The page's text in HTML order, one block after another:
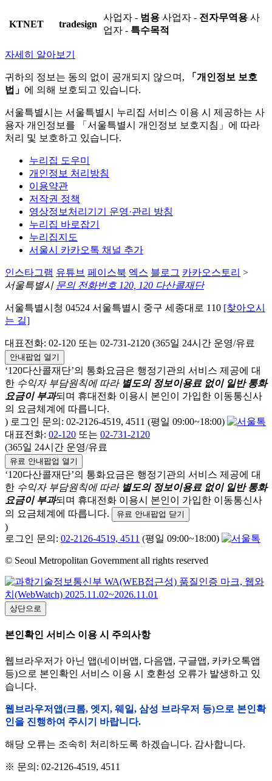
KTNET tradesign
사업자 - 범용 사업자 - 전자무역용 사
업자 - 특수목적
자세히 알아보기
귀하의 정보는 동의 없이 공개되지 않으며,
「개인정보 보호
법」 에 의해 보호되고 있습니다.
서울특별시는 서울특별시 누리집 서비스 이용 시 제공하는 사
용자 개인정보를 「서울특별시 개인정보 보호지침」에 따라
처리 및 보호하고 있습니다.
누리집 도우미
개인정보 처리방침
이용약관
저작권 정책
영상정보처리기기 운영·관리 방침
누리집 바로잡기
누리집지도
서울시 카카오톡 채널 추가
인스타그램 유튜브 페이스북 엑스 블로그 카카오스토리 >
서울특별시 문의 전화번호 120, 120 다산콜재단
서울특별시청 04524 서울특별시 중구 세종대로 110 [찾아오시
는 길]
대표전화: 02-120 또는 02-731-2120 (365일 24시간 운영/유료
안내팝업 열기
‘120다산콜재단’의 통화요금은 행정기관의 서비스 제공에 대
한 수익자 부담원칙에 따라 별도의 정보이용료 없이 일반 통화
요금이 부과되며 휴대전화 이용시 본인이 가입한 이동통신사
의 요금체계에 따릅니다.
) 로그인 문의: 02-2126-4519, 4511 (평일 09:00~18:00)
대표전화: 02-120 또는 02-731-2120
(365일 24시간 운영/유료
유료 안내팝업 열기
‘120다산콜재단’의 통화요금은 행정기관의 서비스 제공에 대
한 수익자 부담원칙에 따라 별도의 정보이용료 없이 일반 통화
요금이 부과되며 휴대전화 이용시 본인이 가입한 이동통신사
의 요금체계에 따릅니다.
유료 안내팝업 닫기
)
로그인 문의: 02-2126-4519, 4511 (평일 09:00~18:00)
© Seoul Metropolitan Government all rights reserved
상단으로
본인확인 서비스 이용 시 주의사항
웹브라우저가 아닌 앱(네이버앱, 다음앱, 구글앱, 카카오톡앱
등)으로 본인확인 서비스 이용 시 호환성 오류가 발생하고 있
습니다.
웹브라우저앱(크롬, 엣지, 웨일, 삼성 브라우저 등)으로 본인확
인을 진행하여 주시기 바랍니다.
해당 오류는 조속히 처리하도록 하겠습니다. 감사합니다.
※ 문의: 02-2126-4519, 4511